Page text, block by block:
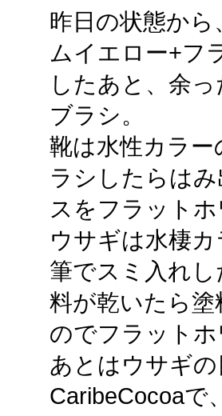
昨日の状態か
ムイエロー+フ
したあと、余
ブラシ。
靴は水性カラ
ラシしたらは
スをフラット
ウサギは水棲
筆でスミ入れ
料が乾いたら
のでフラット
あとはウサギ
CaribeCocoaで